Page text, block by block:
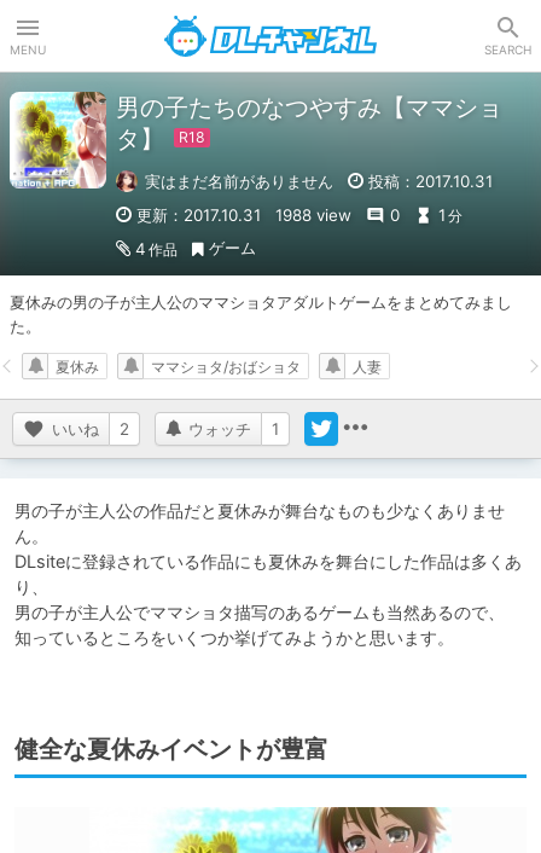
MENU SEARCH
男の子たちのなつやすみ【ママショ
タ】
実はまだ名前がありません
投稿：2017.10.31
更新：2017.10.31
1988 view 0 1 分
4 作品 ゲーム
夏休みの男の子が主人公のママショタアダルトゲームをまとめてみまし
た。
いいね 2 ウォッチ 1
夏休み ママショタ/おばショタ 人妻
男の子が主人公の作品だと夏休みが舞台なものも少なくありませ
ん。
DLsiteに登録されている作品にも夏休みを舞台にした作品は多くあ
り、
男の子が主人公でママショタ描写のあるゲームも当然あるので、
知っているところをいくつか挙げてみようかと思います。
健全な夏休みイベントが豊富